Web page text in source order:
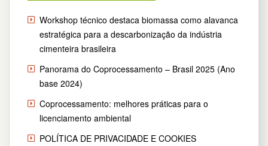
Workshop técnico destaca biomassa como alavanca
estratégica para a descarbonização da indústria
cimenteira brasileira
Panorama do Coprocessamento – Brasil 2025 (Ano
base 2024)
Coprocessamento: melhores práticas para o
licenciamento ambiental
POLÍTICA DE PRIVACIDADE E COOKIES